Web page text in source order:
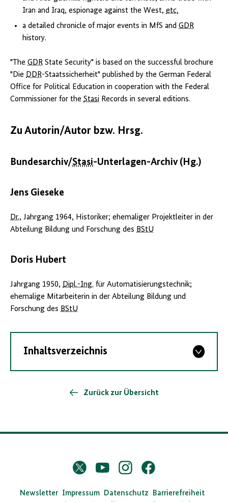
Iran and Iraq, espionage against the West, etc.
a detailed chronicle of major events in MfS and GDR
history.
"The GDR State Security" is based on the successful brochure
"Die DDR-Staatssicherheit" published by the German Federal
Office for Political Education in cooperation with the Federal
Commissioner for the Stasi Records in several editions.
Zu Autorin/Autor bzw. Hrsg.
Bundesarchiv/Stasi-Unterlagen-Archiv (Hg.)
Jens Gieseke
Dr., Jahrgang 1964, Historiker; ehemaliger Projektleiter in der
Abteilung Bildung und Forschung des BStU
Doris Hubert
Jahrgang 1950, Dipl.-Ing. für Automatisierungstechnik;
ehemalige Mitarbeiterin in der Abteilung Bildung und
Forschung des BStU
Inhaltsverzeichnis
Zurück zur Übersicht
D
s
Twitter
X
YouTubeInstagramFacebook
Newsletter Impressum Datenschutz
Barrierefreiheit